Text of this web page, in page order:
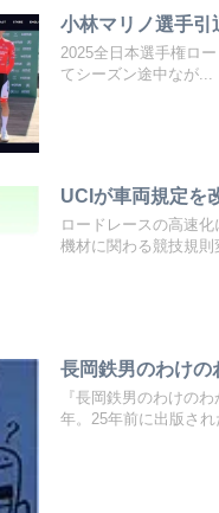
小林マリノ選手
2025全日本選手権ロ
てシーズン途中なが...
UCIが車両規定を
ロードレースの高速
機材に関わる競技規則
長岡鉄男のわけの
『長岡鉄男のわけの
年。25年前に出版され